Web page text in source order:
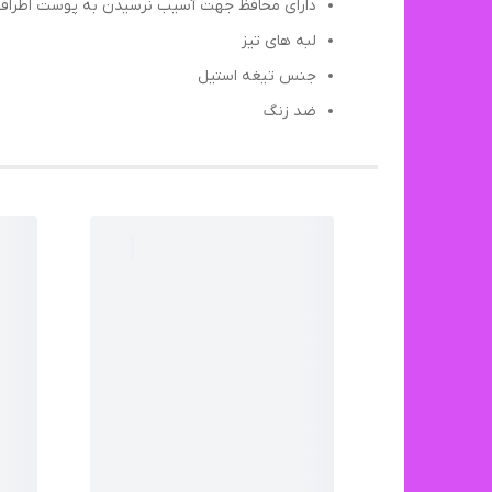
دارای محافظ جهت آسیب نرسیدن به پوست اطراف
لبه های تیز
جنس تیغه استیل
ضد زنگ